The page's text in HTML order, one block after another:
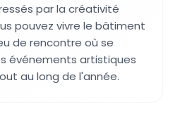
par la créativité
pouvez vivre le bâtiment
de rencontre où se
événements artistiques
au long de l'année.